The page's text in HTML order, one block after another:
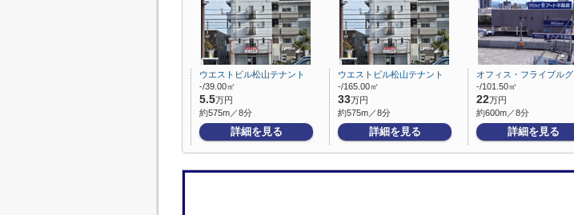
ウエストビル松山テナント
-/39.00㎡
5.5万円
約575m／8分
詳細を見る
ウエストビル松山テナント
-/165.00㎡
33万円
約575m／8分
詳細を見る
オフィス・フライブルグ
-/101.50㎡
22万円
約600m／8分
詳細を見る